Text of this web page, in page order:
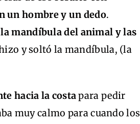
un hombre y un dedo.
mandíbula del animal y las
y soltó la mandíbula, (la
hacia la costapara pedir
muy calmo para cuando los